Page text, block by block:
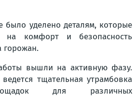
было уделено деталям, которые
на комфорт и безопасность
горожан.
вышли на активную фазу.
тщательная утрамбовка
для различных